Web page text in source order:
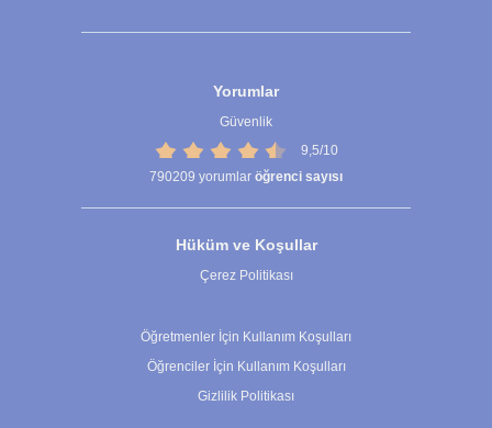
Yorumlar
Güvenlik
9,5/10
790209 yorumlar öğrenci sayısı
Hüküm ve Koşullar
Çerez Politikası
Öğretmenler İçin Kullanım Koşulları
Öğrenciler İçin Kullanım Koşulları
Gizlilik Politikası